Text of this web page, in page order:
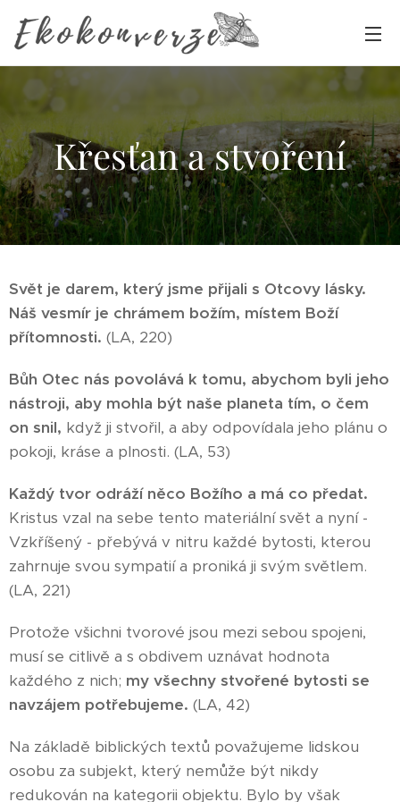
Křesťan a stvoření
Svět je darem, který jsme přijali s Otcovy lásky.
Náš vesmír je chrámem božím, místem Boží
přítomnosti. (LA, 220)
Bůh Otec nás povolává k tomu, abychom byli jeho
nástroji, aby mohla být naše planeta tím, o čem
on snil, když ji stvořil, a aby odpovídala jeho plánu o
pokoji, kráse a plnosti. (LA, 53)
Každý tvor odráží něco Božího a má co předat.
Kristus vzal na sebe tento materiální svět a nyní -
Vzkříšený - přebývá v nitru každé bytosti, kterou
zahrnuje svou sympatií a proniká ji svým světlem.
(LA, 221)
Protože všichni tvorové jsou mezi sebou spojeni,
musí se citlivě a s obdivem uznávat hodnota
každého z nich; my všechny stvořené bytosti se
navzájem potřebujeme. (LA, 42)
Na základě biblických textů považujeme lidskou
osobu za subjekt, který nemůže být nikdy
redukován na kategorii objektu. Bylo by však